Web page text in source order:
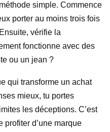
simple. Commence
porter au moins trois fois
vérifie la
fonctionne avec des
ou un jean ?
qui transforme un achat
mieux, tu portes
les déceptions. C’est
profiter d’une marque